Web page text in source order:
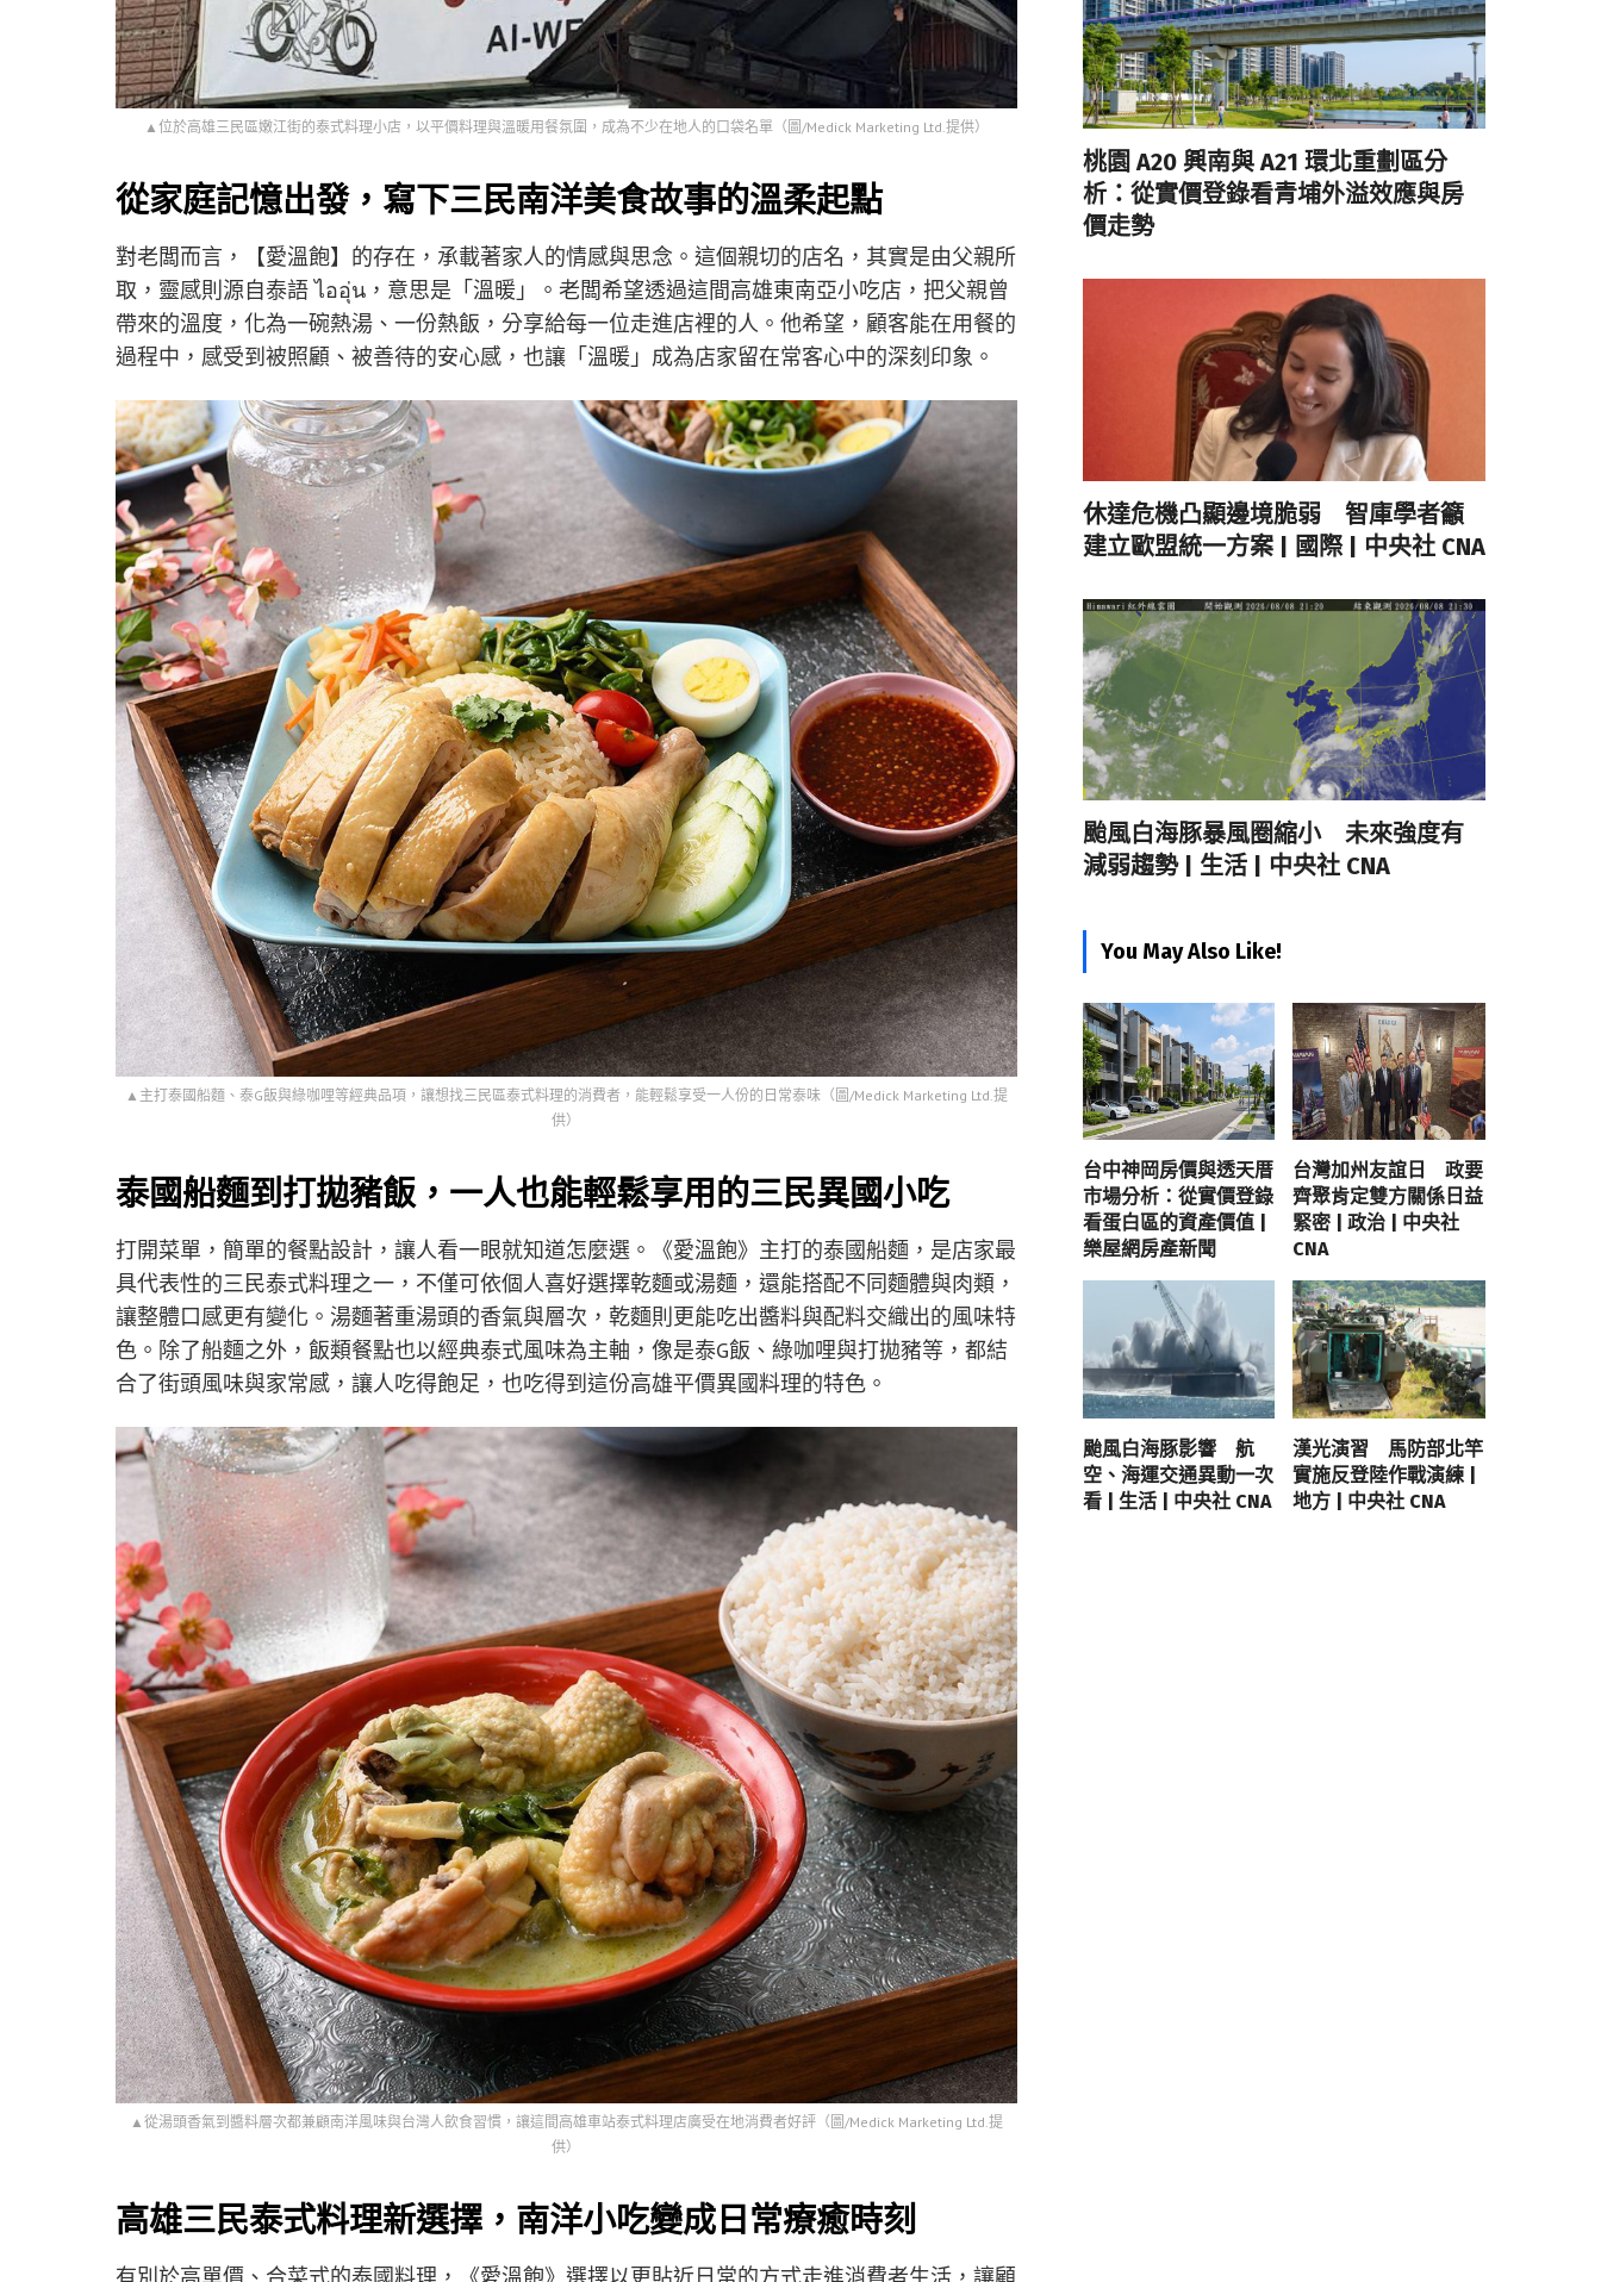
▲位於高雄三民區嫩江街的泰式料理小店，以平價料理與溫暖用餐氛圍，成為不少在地人的口袋名單（圖/Medick Marketing Ltd.提供）
從家庭記憶出發，寫下三民南洋美食故事的溫柔起點
對老闆而言，【愛溫飽】的存在，承載著家人的情感與思念。這個親切的店名，其實是由父親所
取，靈感則源自泰語 ไออุ่น，意思是「溫暖」。老闆希望透過這間高雄東南亞小吃店，把父親曾
帶來的溫度，化為一碗熱湯、一份熱飯，分享給每一位走進店裡的人。他希望，顧客能在用餐的
過程中，感受到被照顧、被善待的安心感，也讓「溫暖」成為店家留在常客心中的深刻印象。
▲主打泰國船麵、泰G飯與綠咖哩等經典品項，讓想找三民區泰式料理的消費者，能輕鬆享受一人份的日常泰味（圖/Medick Marketing Ltd.提
供）
泰國船麵到打拋豬飯，一人也能輕鬆享用的三民異國小吃
打開菜單，簡單的餐點設計，讓人看一眼就知道怎麼選。《愛溫飽》主打的泰國船麵，是店家最
具代表性的三民泰式料理之一，不僅可依個人喜好選擇乾麵或湯麵，還能搭配不同麵體與肉類，
讓整體口感更有變化。湯麵著重湯頭的香氣與層次，乾麵則更能吃出醬料與配料交織出的風味特
色。除了船麵之外，飯類餐點也以經典泰式風味為主軸，像是泰G飯、綠咖哩與打拋豬等，都結
合了街頭風味與家常感，讓人吃得飽足，也吃得到這份高雄平價異國料理的特色。
▲從湯頭香氣到醬料層次都兼顧南洋風味與台灣人飲食習慣，讓這間高雄車站泰式料理店廣受在地消費者好評（圖/Medick Marketing Ltd.提
供）
高雄三民泰式料理新選擇，南洋小吃變成日常療癒時刻
有別於高單價、合菜式的泰國料理，《愛溫飽》選擇以更貼近日常的方式走進消費者生活，讓顧
桃園 A20 興南與 A21 環北重劃區分
析：從實價登錄看青埔外溢效應與房
價走勢
休達危機凸顯邊境脆弱 智庫學者籲
建立歐盟統一方案 | 國際 | 中央社 CNA
颱風白海豚暴風圈縮小 未來強度有
減弱趨勢 | 生活 | 中央社 CNA
You May Also Like!
台中神岡房價與透天厝
市場分析：從實價登錄
看蛋白區的資產價值 |
樂屋網房產新聞
台灣加州友誼日 政要
齊聚肯定雙方關係日益
緊密 | 政治 | 中央社
CNA
颱風白海豚影響 航
空、海運交通異動一次
看 | 生活 | 中央社 CNA
漢光演習 馬防部北竿
實施反登陸作戰演練 |
地方 | 中央社 CNA